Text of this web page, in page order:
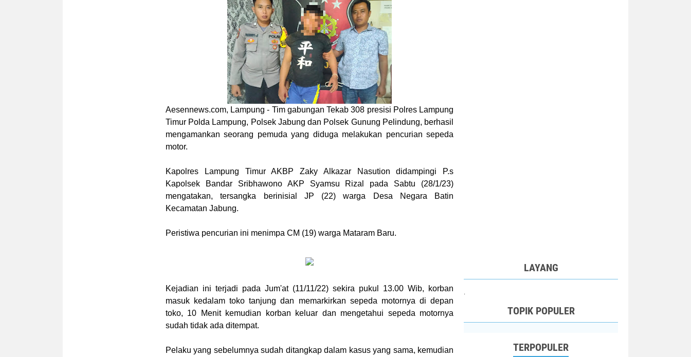
Aesennews.com, Lampung - Tim gabungan Tekab 308 presisi Polres Lampung
Timur Polda Lampung, Polsek Jabung dan Polsek Gunung Pelindung, berhasil
mengamankan seorang pemuda yang diduga melakukan pencurian sepeda
motor.
Kapolres Lampung Timur AKBP Zaky Alkazar Nasution didampingi P.s
Kapolsek Bandar Sribhawono AKP Syamsu Rizal pada Sabtu (28/1/23)
mengatakan, tersangka berinisial JP (22) warga Desa Negara Batin
Kecamatan Jabung.
Peristiwa pencurian ini menimpa CM (19) warga Mataram Baru.
Kejadian ini terjadi pada Jum'at (11/11/22) sekira pukul 13.00 Wib, korban
masuk kedalam toko tanjung dan memarkirkan sepeda motornya di depan
toko, 10 Menit kemudian korban keluar dan mengetahui sepeda motornya
sudah tidak ada ditempat.
Pelaku yang sebelumnya sudah ditangkap dalam kasus yang sama, kemudian
LAYANG
TOPIK POPULER
TERPOPULER